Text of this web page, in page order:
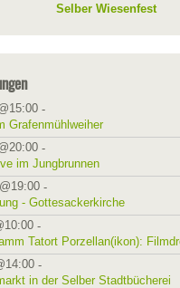
Selber Wiesenfest
-
Grafenmühlweiher
-
im Jungbrunnen
-
- Gottesackerkirche
-
Tatort Porzellan(ikon):
-
in der Selber Stadtbücherei